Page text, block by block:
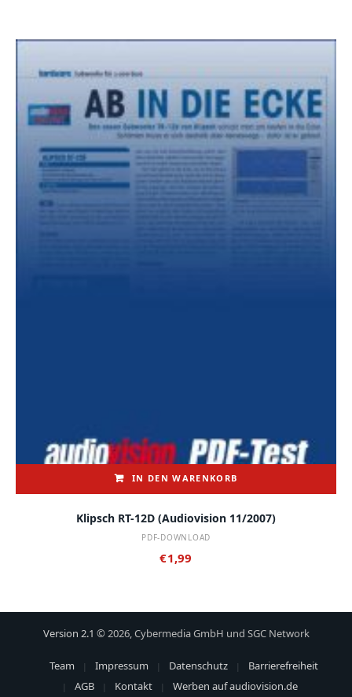
IN DEN WARENKORB
Klipsch RT-12D (audiovision 11/2007)
PDF-DOWNLOAD
€1,99
Version 2.1 © 2026, Cybermedia GmbH und SGC Network
Team Impressum Datenschutz
Barrierefreiheit
AGB
Kontakt Werben auf audiovision.de